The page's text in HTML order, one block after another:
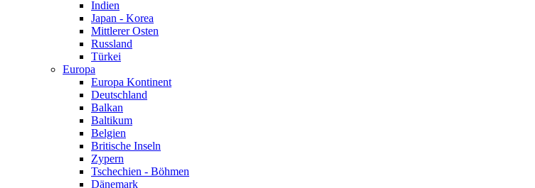
Indien
Japan - Korea
Mittlerer Osten
Russland
Türkei
Europa
Europa Kontinent
Deutschland
Balkan
Baltikum
Belgien
Britische Inseln
Zypern
Tschechien - Böhmen
Dänemark